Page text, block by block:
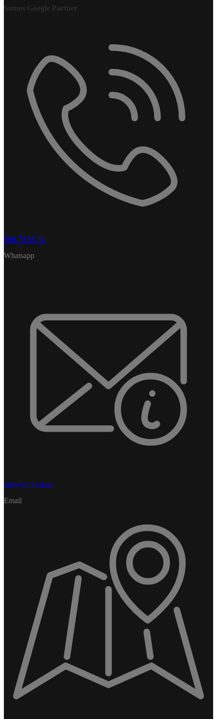
Somos Google Partner
666 70 88 94
Whatsapp
info@embed.es
Email